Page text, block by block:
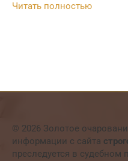
Читать полностью
© 2026 Золотое
информации с сайта
преследуется в судебном